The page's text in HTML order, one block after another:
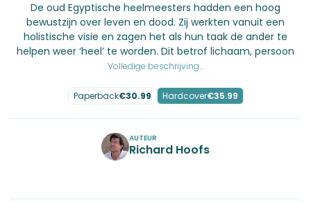
De oud Egyptische heelmeesters hadden een hoog
bewustzijn over leven en dood. Zij werkten vanuit een
holistische visie en zagen het als hun taak de ander te
helpen weer ‘heel’ te worden. Dit betrof lichaam, persoon
Volledige beschrijving...
Paperback€30.99 Hardcover€35.99
AUTEUR
Richard Hoofs